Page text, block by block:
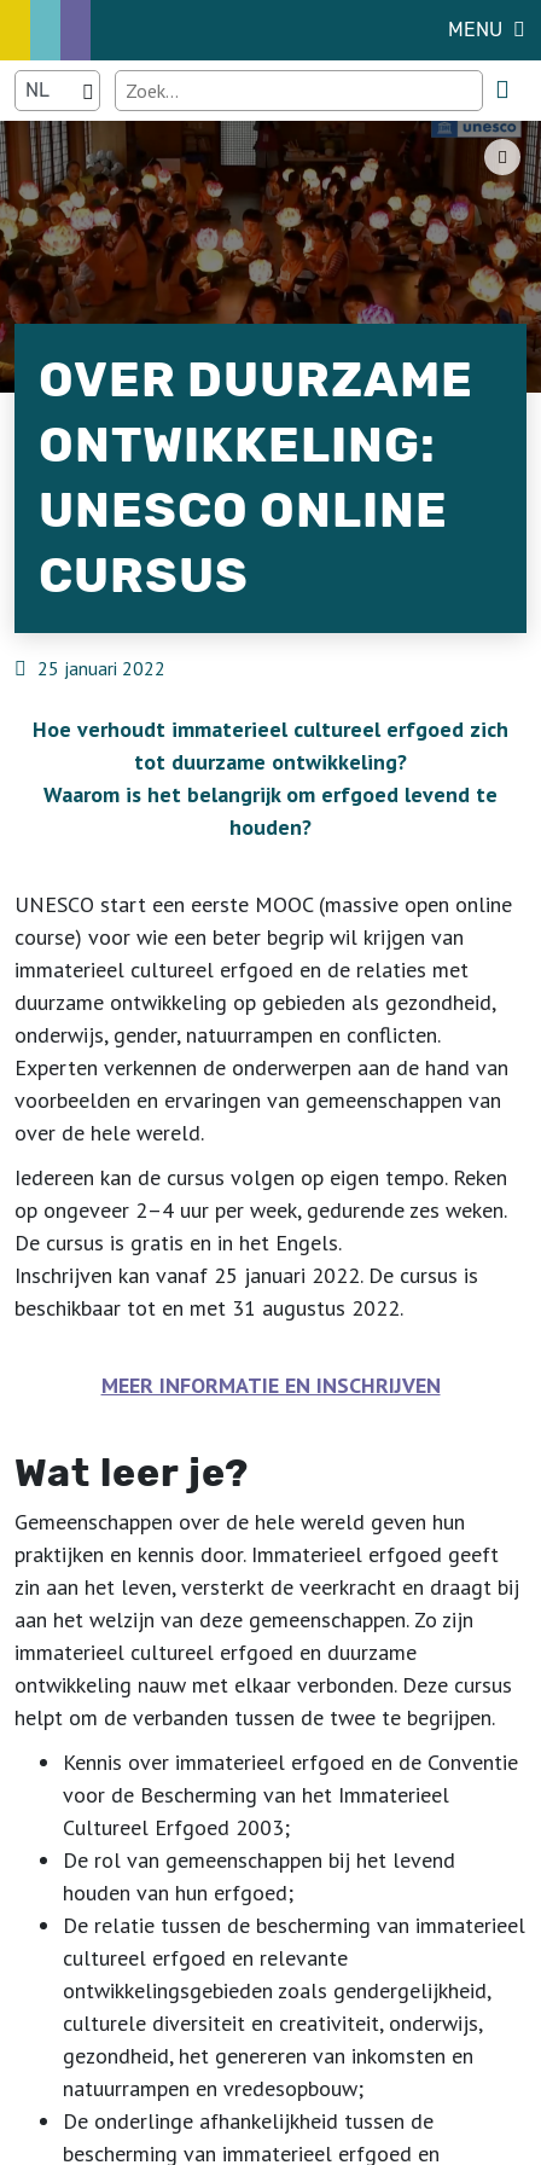
MENU
OVER DUURZAME
ONTWIKKELING:
UNESCO ONLINE
CURSUS
25 januari 2022
Hoe verhoudt immaterieel cultureel erfgoed zich
tot duurzame ontwikkeling?
Waarom is het belangrijk om erfgoed levend te
houden?
UNESCO start een eerste MOOC (massive open online
course) voor wie een beter begrip wil krijgen van
immaterieel cultureel erfgoed en de relaties met
duurzame ontwikkeling op gebieden als gezondheid,
onderwijs, gender, natuurrampen en conflicten.
Experten verkennen de onderwerpen aan de hand van
voorbeelden en ervaringen van gemeenschappen van
over de hele wereld.
Iedereen kan de cursus volgen op eigen tempo. Reken
op ongeveer 2–4 uur per week, gedurende zes weken.
De cursus is gratis en in het Engels.
Inschrijven kan vanaf 25 januari 2022. De cursus is
beschikbaar tot en met 31 augustus 2022.
MEER INFORMATIE EN INSCHRIJVEN
Wat leer je?
Gemeenschappen over de hele wereld geven hun
praktijken en kennis door. Immaterieel erfgoed geeft
zin aan het leven, versterkt de veerkracht en draagt bij
aan het welzijn van deze gemeenschappen. Zo zijn
immaterieel cultureel erfgoed en duurzame
ontwikkeling nauw met elkaar verbonden. Deze cursus
helpt om de verbanden tussen de twee te begrijpen.
Kennis over immaterieel erfgoed en de Conventie
voor de Bescherming van het Immaterieel
Cultureel Erfgoed 2003;
De rol van gemeenschappen bij het levend
houden van hun erfgoed;
De relatie tussen de bescherming van immaterieel
cultureel erfgoed en relevante
ontwikkelingsgebieden zoals gendergelijkheid,
culturele diversiteit en creativiteit, onderwijs,
gezondheid, het genereren van inkomsten en
natuurrampen en vredesopbouw;
De onderlinge afhankelijkheid tussen de
bescherming van immaterieel erfgoed en